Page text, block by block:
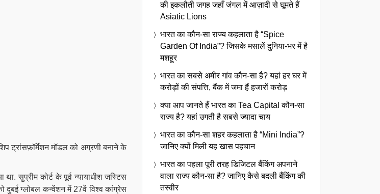
ट्रांसफ़ॉर्मेशन मॉडल को अग्रणी बनाने के
था.सुप्रीम कोर्ट के पूर्व न्यायाधीश जस्टिस
दुबई ग्लोबल कन्वेंशन में 27वें विश्व कांग्रेस
की इकलौती जगह जहाँ जंगल में आज़ादी से घूमते हैं
Asiatic Lions
भारत का कौन-सा राज्य कहलाता है “Spice
Garden Of India”? जिसके मसालें दुनिया-भर में है
मशहूर
भारत का सबसे अमीर गांव कौन-सा है? यहां हर घर में
करोड़ों की संपत्ति, बैंक में जमा हैं हजारों करोड़
क्या आप जानते हैं भारत का Tea Capital कौन-सा
राज्य है? यहां उगती है सबसे ज्यादा चाय
भारत का कौन-सा शहर कहलाता है “Mini India”?
जानिए क्यों मिली यह खास पहचान
भारत का पहला पूरी तरह डिजिटल बैंकिंग अपनाने
वाला राज्य कौन-सा है? जानिए कैसे बदली बैंकिंग की
तस्वीर